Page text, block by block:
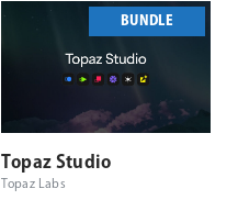
BUNDLE
Topaz Studio
Topaz Labs